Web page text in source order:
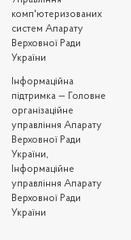
комп'ютеризованих
систем Апарату
Верховної Ради
України
Iнформаційна
підтримка — Головне
організаційне
управління Апарату
Верховної Ради
України,
Інформаційне
управління Апарату
Верховної Ради
України